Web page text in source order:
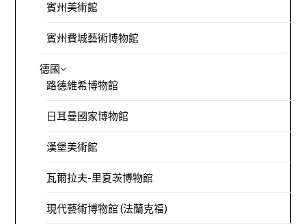
賓州美術館
賓州費城藝術博物館
德國
路德維希博物館
日耳曼國家博物館
漢堡美術館
瓦爾拉夫-里夏茨博物館
現代藝術博物館 (法蘭克福)